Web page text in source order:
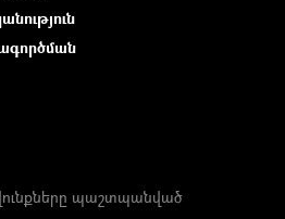
պաշտպանված